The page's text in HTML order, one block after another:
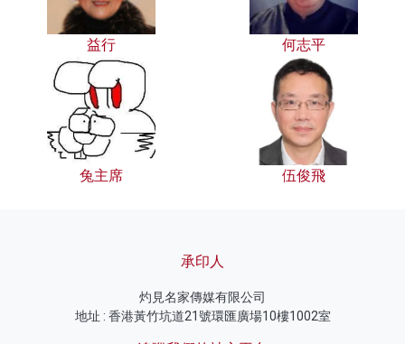
益行 何志平
兔主席 伍俊飛
承印人
灼見名家傳媒有限公司
地址 : 香港黃竹坑道21號環匯廣場10樓1002室